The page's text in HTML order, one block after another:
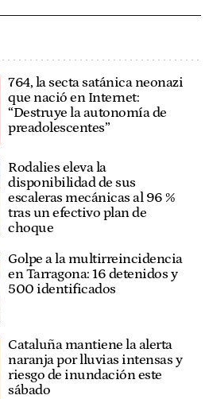
764, la secta satánica neonazi
que nació en Internet:
“Destruye la autonomía de
preadolescentes”
Rodalies eleva la
disponibilidad de sus
escaleras mecánicas al 96 %
tras un efectivo plan de
choque
Golpe a la multirreincidencia
en Tarragona: 16 detenidos y
500 identificados
Cataluña mantiene la alerta
naranja por lluvias intensas y
riesgo de inundación este
sábado